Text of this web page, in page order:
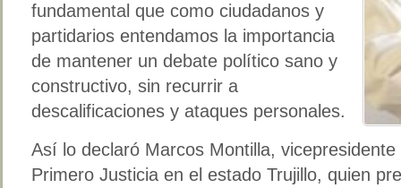
fundamental que como ciudadanos y
partidarios entendamos la importancia
de mantener un debate político sano y
constructivo, sin recurrir a
descalificaciones y ataques personales.
Así lo declaró Marcos Montilla,
Primero Justicia en el estado Trujillo, quien